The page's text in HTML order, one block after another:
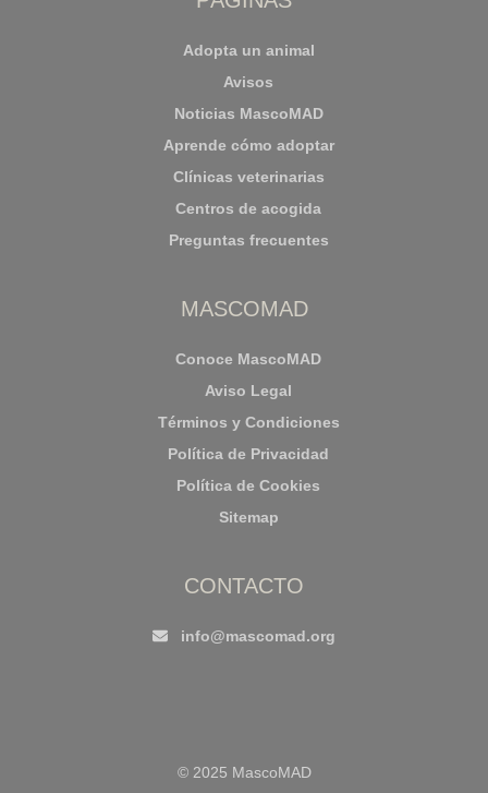
Adopta un animal
Avisos
Noticias MascoMAD
Aprende cómo adoptar
Clínicas veterinarias
Centros de acogida
Preguntas frecuentes
MASCOMAD
Conoce MascoMAD
Aviso Legal
Términos y Condiciones
Política de Privacidad
Política de Cookies
Sitemap
CONTACTO
info@mascomad.org
© 2025 MascoMAD